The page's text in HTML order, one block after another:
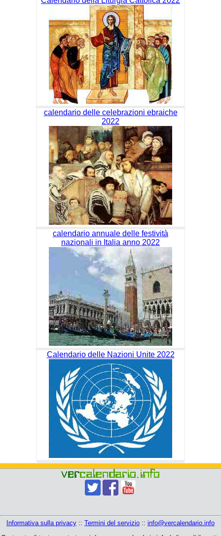
calendario delle celebrazioni ebraiche
2022
calendario annuale delle festività
nazionali in Italia anno 2022
Calendario delle Nazioni Unite 2022
Informativa sulla privacy :: Termini del servizio :: info@vercalendario.info